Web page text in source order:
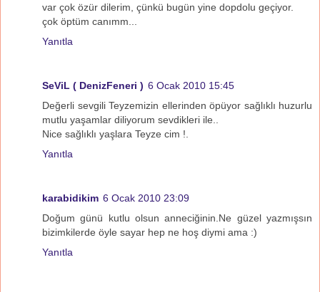
var çok özür dilerim, çünkü bugün yine dopdolu geçiyor.
çok öptüm canımm...
Yanıtla
SeViL ( DenizFeneri ) 6 Ocak 2010 15:45
Değerli sevgili Teyzemizin ellerinden öpüyor sağlıklı huzurlu
mutlu yaşamlar diliyorum sevdikleri ile..
Nice sağlıklı yaşlara Teyze cim !.
Yanıtla
karabidikim 6 Ocak 2010 23:09
Doğum günü kutlu olsun anneciğinin.Ne güzel yazmışsın
bizimkilerde öyle sayar hep ne hoş diymi ama :)
Yanıtla